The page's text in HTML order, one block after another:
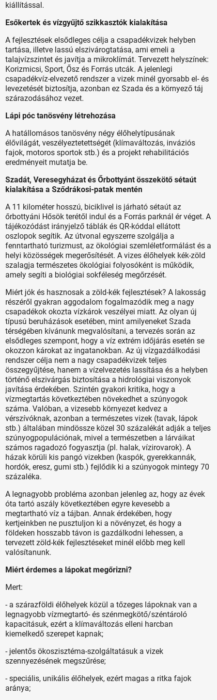
kiállítással.
Esőkertek és vízgyűjtő szikkasztók kialakítása
A fejlesztések elsődleges célja a csapadékvizek helyben
tartása, illetve lassú elszivárogtatása, ami emeli a
talajvízszintet és javítja a mikroklímát. Tervezett helyszínek:
Korizmicsi, Sport, Ősz és Forrás utcák. A jelenlegi
csapadékvíz-elvezető rendszer a vizek minél gyorsabb el- és
levezetését biztosítja, azonban ez Szada és a környező táj
szárazodásához vezet.
Lápi póc tanösvény létrehozása
A hatállomásos tanösvény négy élőhelytípusának
élővilágát, veszélyeztetettségét (klímaváltozás, inváziós
fajok, motoros sportok stb.) és a projekt rehabilitációs
eredményeit mutatja be.
Szadát, Veresegyházat és Őrbottyánt összekötő sétaút
kialakítása a Sződrákosi-patak mentén
A 11 kilométer hosszú, biciklivel is járható sétaút az
őrbottyáni Hősök terétől indul és a Forrás parknál ér véget. A
tájékozódást irányjelző táblák és QR-kóddal ellátott
oszlopok segítik. Az útvonal egyszerre szolgálja a
fenntartható turizmust, az ökológiai szemléletformálást és a
helyi közösségek megerősítését. A vizes élőhelyek kék-zöld
szalagja természetes ökológiai folyosóként is működik,
amely segíti a biológiai sokféleség megőrzését.
Miért jók és hasznosak a zöld-kék fejlesztések? A lakosság
részéről gyakran aggodalom fogalmazódik meg a nagy
csapadékok okozta vízkárok veszélyei miatt. Az olyan új
típusú beruházások esetében, mint amilyeneket Szada
térségében kívánunk megvalósítani, a tervezés során az
elsődleges szempont, hogy a víz extrém időjárás esetén se
okozzon károkat az ingatanokban. Az új vízgazdálkodási
rendszer célja nem a nagy csapadékvizek teljes
összegyűjtése, hanem a vízelvezetés lassítása és a helyben
történő elszivárgás biztosítása a hidrológiai viszonyok
javítása érdekében. Szintén gyakori kritika, hogy a
vízmegtartás következtében növekedhet a szúnyogok
száma. Valóban, a vizesebb környezet kedvez a
vérszívóknak, azonban a természetes vizek (tavak, lápok
stb.) általában mindössze közel 30 százalékát adják a teljes
szúnyogpopulációnak, mivel a természetben a lárváikat
számos ragadozó fogyasztja (pl. halak, vízirovarok). A
házak körüli kis pangó vizekben (kaspók, gyerekkannák,
hordók, eresz, gumi stb.) fejlődik ki a szúnyogok mintegy 70
százaléka.
A legnagyobb probléma azonban jelenleg az, hogy az évek
óta tartó aszály következtében egyre kevesebb a
megtartható víz a tájban. Annak érdekében, hogy
kertjeinkben ne pusztuljon ki a növényzet, és hogy a
földeken hosszabb távon is gazdálkodni lehessen, a
tervezett zöld-kék fejlesztéseket minél előbb meg kell
valósítanunk.
Miért érdemes a lápokat megőrizni?
Mert:
- a szárazföldi élőhelyek közül a tőzeges lápoknak van a
legnagyobb vízmegtartó- és szénmegkötő/széntároló
kapacitásuk, ezért a klímaváltozás elleni harcban
kiemelkedő szerepet kapnak;
- jelentős ökoszisztéma-szolgáltatásuk a vizek
szennyezésének megszűrése;
- speciális, unikális élőhelyek, ezért magas a ritka fajok
aránya;